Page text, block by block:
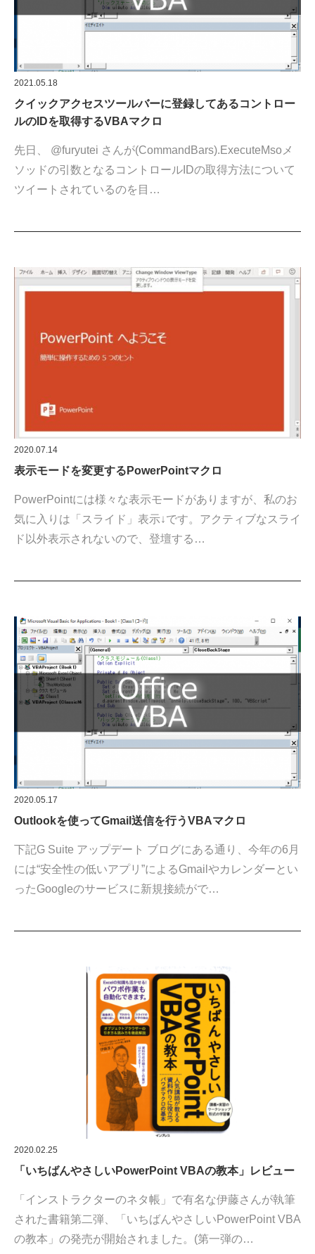
2021.05.18
クイックアクセスツールバーに登録してあるコントロー
ルのIDを取得するVBAマクロ
先日、 @furyutei さんが(CommandBars).ExecuteMsoメ
ソッドの引数となるコントロールIDの取得方法について
ツイートされているのを目…
2020.07.14
表示モードを変更するPowerPointマクロ
PowerPointには様々な表示モードがありますが、私のお
気に入りは「スライド」表示↓です。アクティブなスライ
ド以外表示されないので、登壇する…
2020.05.17
Outlookを使ってGmail送信を行うVBAマクロ
下記G Suite アップデート ブログにある通り、今年の6月
には“安全性の低いアプリ”によるGmailやカレンダーとい
ったGoogleのサービスに新規接続がで…
2020.02.25
「いちばんやさしいPowerPoint VBAの教本」レビュー
「インストラクターのネタ帳」で有名な伊藤さんが執筆
された書籍第二弾、「いちばんやさしいPowerPoint VBA
の教本」の発売が開始されました。(第一弾の…